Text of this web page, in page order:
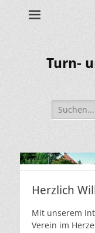
Turn-
Suche
nach:
Herzlich
Mit unserem
Verein im